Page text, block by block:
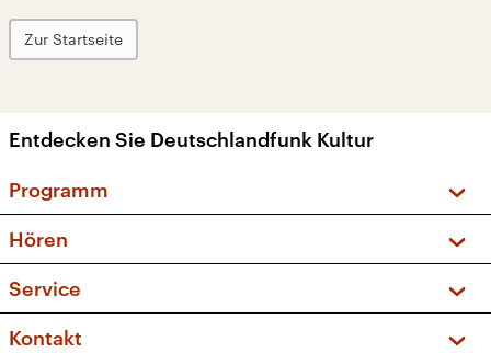
Zur Startseite
Entdecken Sie Deutschlandfunk Kultur
Programm
Sendungen und Podcasts
Musikliste
Kakadu – Das Kinderprogramm
Hören
Frequenzen (UKW + DAB+)
Service
FAQ
Kontakt